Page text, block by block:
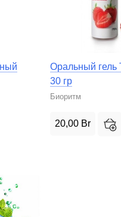
Оральный гель
30 гр
Биоритм
20,00 Br